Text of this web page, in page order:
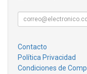
Contacto
Política Privacidad
Condiciones de